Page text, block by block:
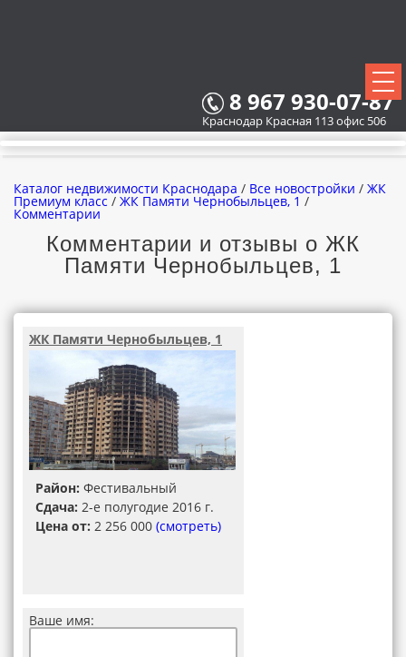
8 967 930-07-87
Краснодар Красная 113 офис 506
ВСЕ НОВОСТРОЙКИ
ЗАСТРОЙЩИКИ
ВСЕ КОТТЕДЖНЫЕ ПОСЕЛКИ
Каталог недвижимости Краснодара / Все новостройки / ЖК
Премиум класс / ЖК Памяти Чернобыльцев, 1 /
Комментарии
Комментарии и отзывы о ЖК
Памяти Чернобыльцев, 1
ЖК Памяти Чернобыльцев, 1
Район: Фестивальный
Сдача: 2-е полугодие 2016 г.
Цена от: 2 256 000 (смотреть)
Ваше имя: